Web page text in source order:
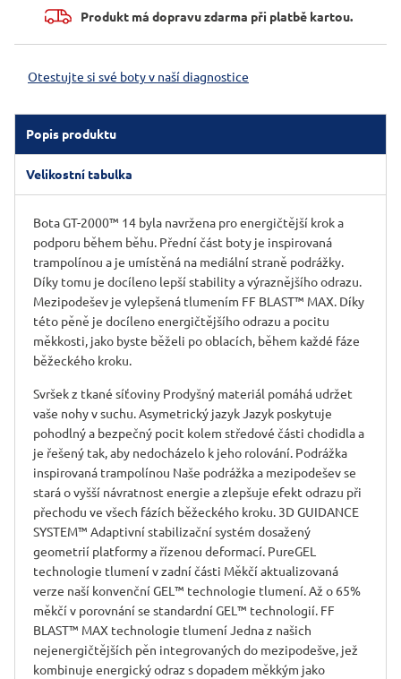
Produkt má dopravu zdarma při platbě kartou.
Otestujte si své boty v naší diagnostice
Popis produktu
Velikostní tabulka
Bota GT-2000™ 14 byla navržena pro energičtější krok a
podporu během běhu. Přední část boty je inspirovaná
trampolínou a je umístěná na mediální straně podrážky.
Díky tomu je docíleno lepší stability a výraznějšího odrazu.
Mezipodešev je vylepšená tlumením FF BLAST™ MAX. Díky
této pěně je docíleno energičtějšího odrazu a pocitu
měkkosti, jako byste běželi po oblacích, během každé fáze
běžeckého kroku.
Svršek z tkané síťoviny Prodyšný materiál pomáhá udržet
vaše nohy v suchu. Asymetrický jazyk Jazyk poskytuje
pohodlný a bezpečný pocit kolem středové části chodidla a
je řešený tak, aby nedocházelo k jeho rolování. Podrážka
inspirovaná trampolínou Naše podrážka a mezipodešev se
stará o vyšší návratnost energie a zlepšuje efekt odrazu při
přechodu ve všech fázích běžeckého kroku. 3D GUIDANCE
SYSTEM™ Adaptivní stabilizační systém dosažený
geometrií platformy a řízenou deformací. PureGEL
technologie tlumení v zadní části Měkčí aktualizovaná
verze naší konvenční GEL™ technologie tlumení. Až o 65%
měkčí v porovnání se standardní GEL™ technologií. FF
BLAST™ MAX technologie tlumení Jedna z našich
nejenergičtějších pěn integrovaných do mezipodešve, jež
kombinuje energický odraz s dopadem měkkým jako